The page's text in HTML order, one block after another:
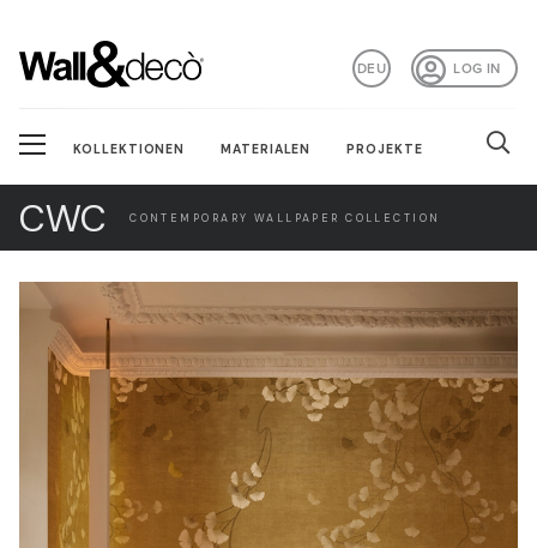
LOG IN
DEU
KOLLEKTIONEN MATERIALEN PROJEKTE
CWC CONTEMPORARY WALLPAPER COLLECTION